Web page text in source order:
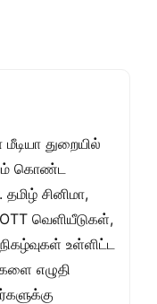
துறையில்
கொண்ட
சினிமா,
வெளியீடுகள்,
உள்ளிட்ட
எழுதி